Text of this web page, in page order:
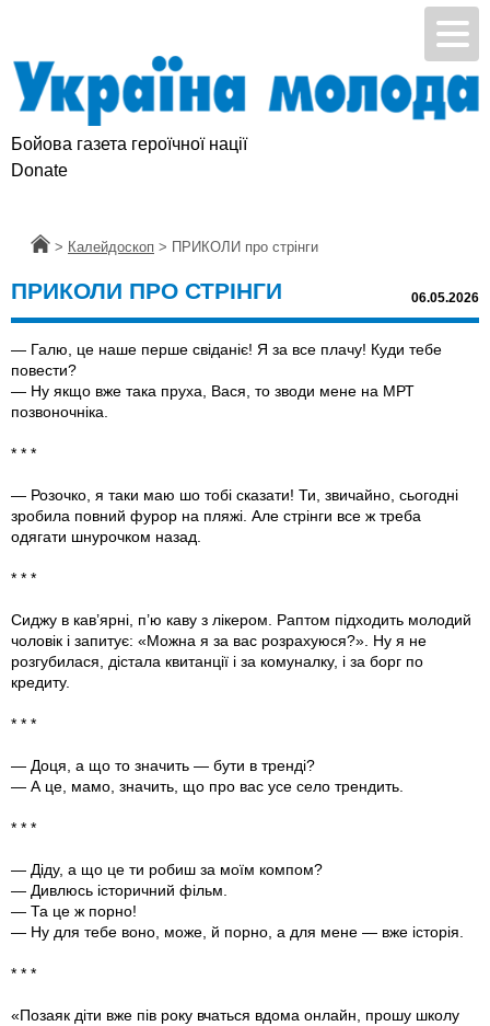
Бойова газета героїчної нації
Donate
Головна
> Калейдоскоп > ПРИКОЛИ про стрінги
ПРИКОЛИ ПРО СТРІНГИ 06.05.2026
— Галю, це наше перше свіданіє! Я за все плачу! Куди тебе
повести?
— Ну якщо вже така пруха, Вася, то зводи мене на МРТ
позвоночніка.
* * *
— Розочко, я таки маю шо тобі сказати! Ти, звичайно, сьогодні
зробила повний фурор на пляжі. Але стрінги все ж треба
одягати шнурочком назад.
* * *
Сиджу в кав’ярні, п’ю каву з лікером. Раптом підходить молодий
чоловік і запитує: «Можна я за вас розрахуюся?». Ну я не
розгубилася, дістала квитанції і за комуналку, і за борг по
кредиту.
* * *
— Доця, а що то значить — бути в тренді?
— А це, мамо, значить, що про вас усе село трендить.
* * *
— Діду, а що це ти робиш за моїм компом?
— Дивлюсь історичний фільм.
— Та це ж порно!
— Ну для тебе воно, може, й порно, а для мене — вже історія.
* * *
«Позаяк діти вже пів року вчаться вдома онлайн, прошу школу